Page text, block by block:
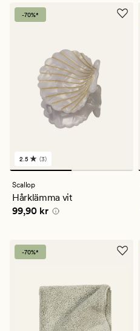
-70%*
3
omdömen
med
ett
genomsnittligt
betyg
2.5 (3)
Scallop
Hårklämma vit
Pris 99,90 kr
99,90 kr
-70%*